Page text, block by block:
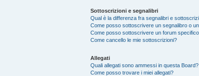
Sottoscrizioni e segnalibri
Qual è la differenza fra segnalibri e
Come posso sottoscrivere un segnalibro o
Come posso sottoscrivere un forum
Come cancello le mie sottoscrizioni?
Allegati
Quali allegati sono ammessi in questa Board?
Come posso trovare i miei allegati?